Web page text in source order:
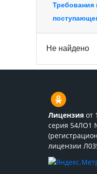
Требования
Не найдено
Лицензия от
серия 54ЛО1
лицензии